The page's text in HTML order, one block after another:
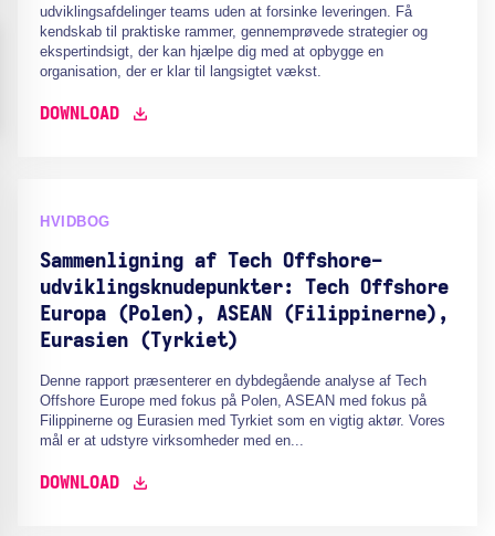
udviklingsafdelinger teams uden at forsinke leveringen. Få
kendskab til praktiske rammer, gennemprøvede strategier og
ekspertindsigt, der kan hjælpe dig med at opbygge en
organisation, der er klar til langsigtet vækst.
DOWNLOAD
HVIDBOG
Sammenligning af Tech Offshore-
udviklingsknudepunkter: Tech Offshore
Europa (Polen), ASEAN (Filippinerne),
Eurasien (Tyrkiet)
Denne rapport præsenterer en dybdegående analyse af Tech
Offshore Europe med fokus på Polen, ASEAN med fokus på
Filippinerne og Eurasien med Tyrkiet som en vigtig aktør. Vores
mål er at udstyre virksomheder med en...
DOWNLOAD